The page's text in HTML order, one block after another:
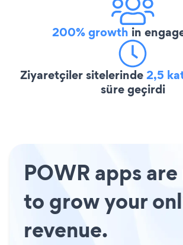
200% growth in
Ziyaretçiler sitelerinde2,5
süre geçirdi
POWR apps
to grow your
revenue.